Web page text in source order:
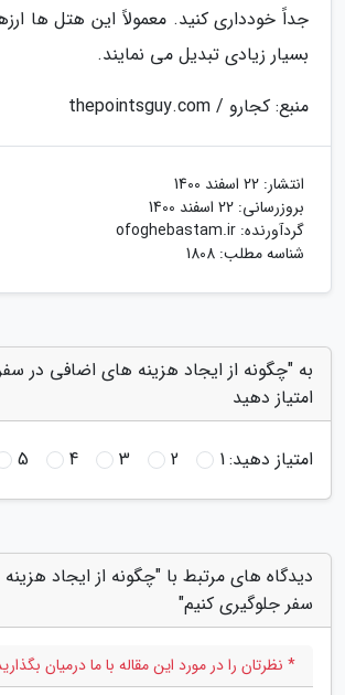
جداً خودداری کنید. معمولاً این هتل ها
بسیار زیادی تبدیل می نمایند.
منبع: کجارو / thepointsguy.com
انتشار: 22 اسفند 1400
بروزرسانی: 22 اسفند 1400
گردآورنده: ofoghebastam.ir
شناسه مطلب: 1808
به "چگونه از ایجاد هزینه های اضافی در
امتیاز دهید
امتیاز دهید:1
2
3
4
5
دیدگاه های مرتبط با "چگونه از ایجاد
سفر جلوگیری کنیم"
* نظرتان را در مورد این مقاله با ما درمیان